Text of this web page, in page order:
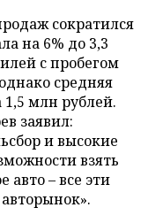
сократился
на 6% до 3,3
с пробегом
средняя
1,5 млн рублей.
заявил:
и высокие
взять
авто – все эти